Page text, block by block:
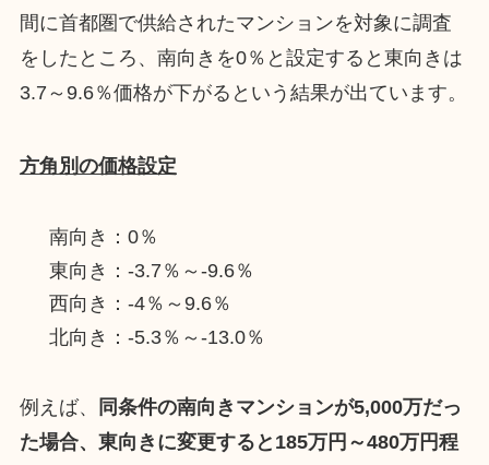
間に首都圏で供給されたマンションを対象に調査
をしたところ、南向きを0％と設定すると東向きは
3.7～9.6％価格が下がるという結果が出ています。
方角別の価格設定
南向き：0％
東向き：-3.7％～-9.6％
西向き：-4％～9.6％
北向き：-5.3％～-13.0％
例えば、
同条件の南向きマンションが5,000万だっ
た場合、東向きに変更すると185万円～480万円程